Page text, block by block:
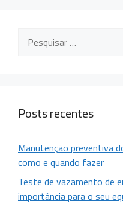
Posts recentes
Manutenção preventiva
como e quando fazer
Teste de vazamento de
importância para o seu